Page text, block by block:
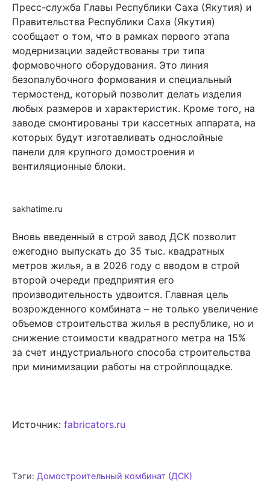
Пресс-служба Главы Республики Саха (Якутия) и
Правительства Республики Саха (Якутия)
сообщает о том, что в рамках первого этапа
модернизации задействованы три типа
формовочного оборудования. Это линия
безопалубочного формования и специальный
термостенд, который позволит делать изделия
любых размеров и характеристик. Кроме того, на
заводе смонтированы три кассетных аппарата, на
которых будут изготавливать однослойные
панели для крупного домостроения и
вентиляционные блоки.
sakhatime.ru
Вновь введенный в строй завод ДСК позволит
ежегодно выпускать до 35 тыс. квадратных
метров жилья, а в 2026 году с вводом в строй
второй очереди предприятия его
производительность удвоится. Главная цель
возрожденного комбината – не только увеличение
объемов строительства жилья в республике, но и
снижение стоимости квадратного метра на 15%
за счет индустриального способа строительства
при минимизации работы на стройплощадке.
Источник: fabricators.ru
Тэги: Домостроительный комбинат (ДСК)